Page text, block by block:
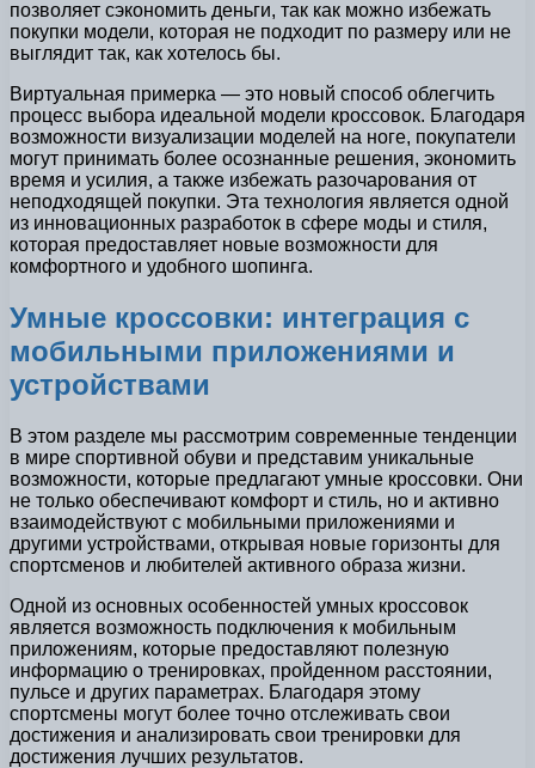
позволяет сэкономить деньги, так как можно избежать
покупки модели, которая не подходит по размеру или не
выглядит так, как хотелось бы.
Виртуальная примерка — это новый способ облегчить
процесс выбора идеальной модели кроссовок. Благодаря
возможности визуализации моделей на ноге, покупатели
могут принимать более осознанные решения, экономить
время и усилия, а также избежать разочарования от
неподходящей покупки. Эта технология является одной
из инновационных разработок в сфере моды и стиля,
которая предоставляет новые возможности для
комфортного и удобного шопинга.
Умные кроссовки: интеграция с
мобильными приложениями и
устройствами
В этом разделе мы рассмотрим современные тенденции
в мире спортивной обуви и представим уникальные
возможности, которые предлагают умные кроссовки. Они
не только обеспечивают комфорт и стиль, но и активно
взаимодействуют с мобильными приложениями и
другими устройствами, открывая новые горизонты для
спортсменов и любителей активного образа жизни.
Одной из основных особенностей умных кроссовок
является возможность подключения к мобильным
приложениям, которые предоставляют полезную
информацию о тренировках, пройденном расстоянии,
пульсе и других параметрах. Благодаря этому
спортсмены могут более точно отслеживать свои
достижения и анализировать свои тренировки для
достижения лучших результатов.